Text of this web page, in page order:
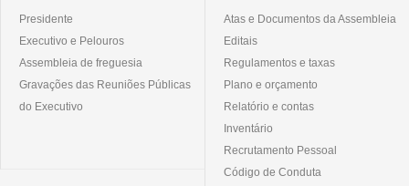
Presidente
Executivo e Pelouros
Assembleia de freguesia
Gravações das Reuniões Públicas
do Executivo
Atas e Documentos da Assembleia
Editais
Regulamentos e taxas
Plano e orçamento
Relatório e contas
Inventário
Recrutamento Pessoal
Código de Conduta